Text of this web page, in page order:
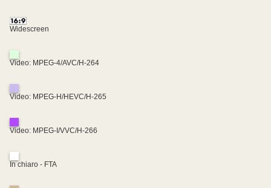
Widescreen
Video: MPEG-4/AVC/H-264
Video: MPEG-H/HEVC/H-265
Video: MPEG-I/VVC/H-266
In chiaro - FTA